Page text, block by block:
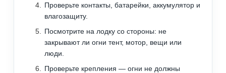
Проверьте контакты, батарейки, аккумулятор и
влагозащиту.
Посмотрите на лодку со стороны: не
закрывают ли огни тент, мотор, вещи или
люди.
Проверьте крепления — огни не должны